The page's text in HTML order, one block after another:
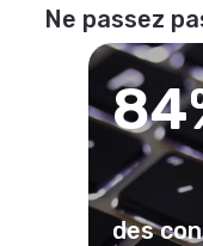
Ne passez
des